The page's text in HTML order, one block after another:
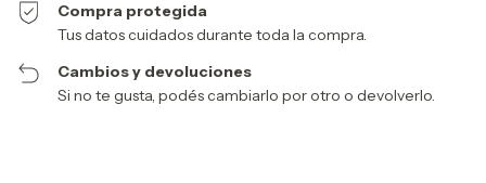
Compra protegida
Tus datos cuidados durante toda la compra.
Cambios y devoluciones
Si no te gusta, podés cambiarlo por otro o devolverlo.